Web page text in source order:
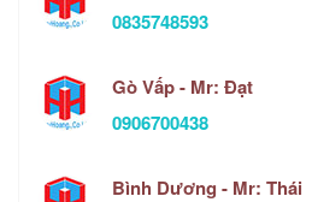
0835748593
Gò Vấp - Mr: Đạt
0906700438
Bình Dương - Mr: Thái